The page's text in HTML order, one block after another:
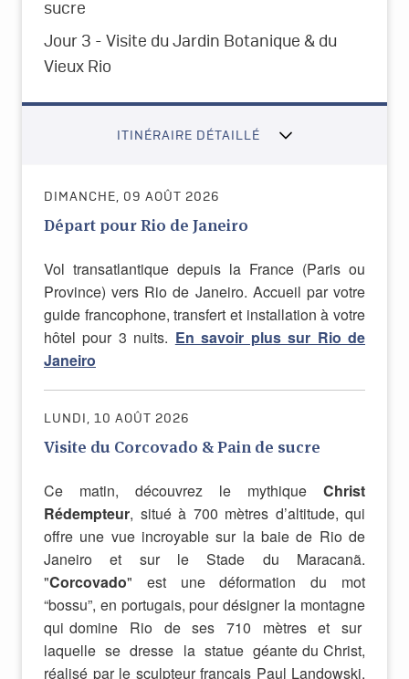
sucre
Jour 3 - Visite du Jardin Botanique & du
Vieux Rio
ITINÉRAIRE DÉTAILLÉ
DIMANCHE, 09 AOÛT 2026
Départ pour Rio de Janeiro
Vol transatlantique depuis la France (Paris ou
Province) vers Rio de Janeiro. Accueil par votre
guide francophone, transfert et installation à votre
hôtel pour 3 nuits. En savoir plus sur Rio de
Janeiro
LUNDI, 10 AOÛT 2026
Visite du Corcovado & Pain de sucre
Ce matin, découvrez le mythique Christ
Rédempteur, situé à 700 mètres d’altitude, qui
offre une vue incroyable sur la baie de Rio de
Janeiro et sur le Stade du Maracanã.
"Corcovado" est une déformation du mot
“bossu”, en portugais, pour désigner la montagne
qui domine Rio de ses 710 mètres et sur
laquelle se dresse la statue géante du Christ,
réalisé par le sculpteur français Paul Landowski.